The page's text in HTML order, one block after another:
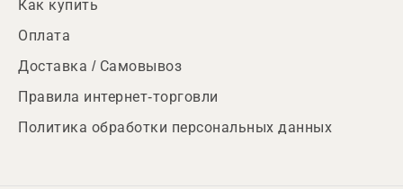
Как купить
Оплата
Доставка / Самовывоз
Правила интернет-торговли
Политика обработки персональных данных